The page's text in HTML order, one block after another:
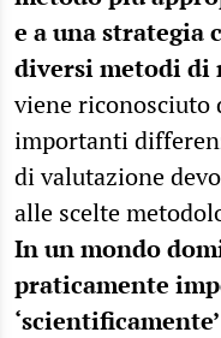
e a una
diversi metodi di
viene riconosciuto
importanti
di valutazione
alle scelte
In un mondo
praticamente